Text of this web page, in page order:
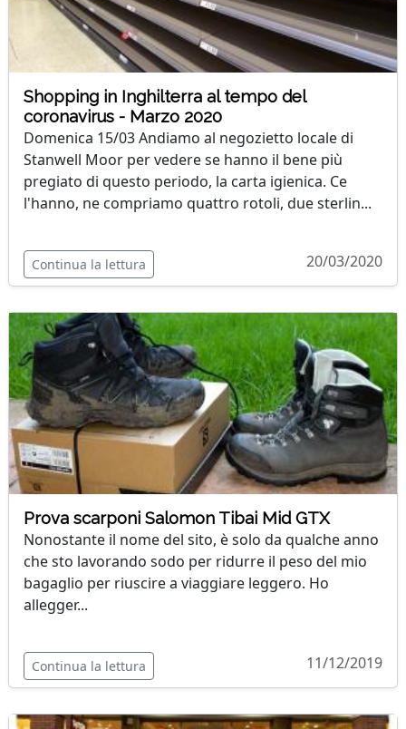
Shopping in Inghilterra al tempo del
coronavirus - Marzo 2020
Domenica 15/03 Andiamo al negozietto locale di
Stanwell Moor per vedere se hanno il bene più
pregiato di questo periodo, la carta igienica. Ce
l'hanno, ne compriamo quattro rotoli, due sterlin...
Continua la lettura 20/03/2020
Prova scarponi Salomon Tibai Mid GTX
Nonostante il nome del sito, è solo da qualche anno
che sto lavorando sodo per ridurre il peso del mio
bagaglio per riuscire a viaggiare leggero. Ho
allegger...
Continua la lettura 11/12/2019